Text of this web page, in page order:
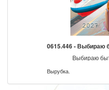
0615.446 - Выбираю
Выбираю
Вырубка.